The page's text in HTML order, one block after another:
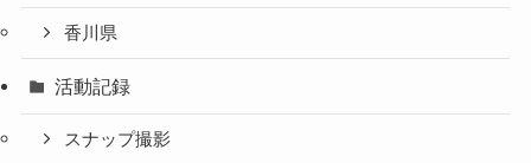
香川県
活動記録
スナップ撮影